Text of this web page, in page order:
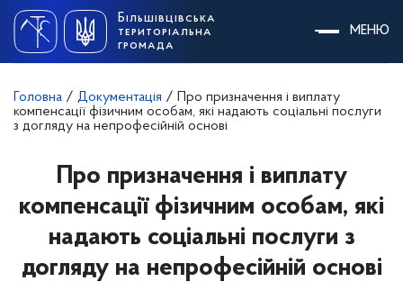
content
Більшівцівська
територіальна
громада
МЕНЮ
Головна / Документація /
Про призначення і виплату
компенсації фізичним особам, які надають соціальні послуги
з догляду на непрофесійній основі
Про призначення і виплату
компенсації фізичним особам, які
надають соціальні послуги з
догляду на непрофесійній основі